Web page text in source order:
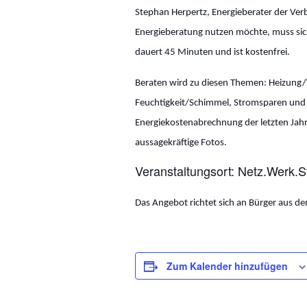
Stephan Herpertz, Energieberater der
Energieberatung nutzen möchte, muss
dauert 45 Minuten und ist kostenfrei.
Beraten wird zu diesen Themen:
Feuchtigkeit/Schimmel, Stromsparen
Energiekostenabrechnung der letzten
aussagekräftige Fotos.
Veranstaltungsort:
Das Angebot richtet sich an Bürger aus
Zum Kalender hinzufügen